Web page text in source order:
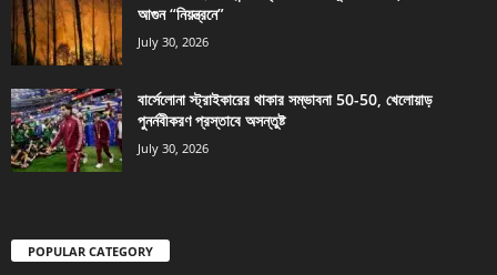
আগুন “নিয়ন্ত্রনে”
July 30, 2026
বার্সেলোনা স্ট্রাইকারের থাকার সম্ভাবনা 50-50, খেলোয়াড়
পুনর্নবীকরণ প্রস্তাবে অসন্তুষ্ট
July 30, 2026
POPULAR CATEGORY